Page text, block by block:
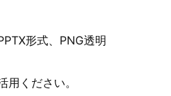
形式、PNG透明
ください。